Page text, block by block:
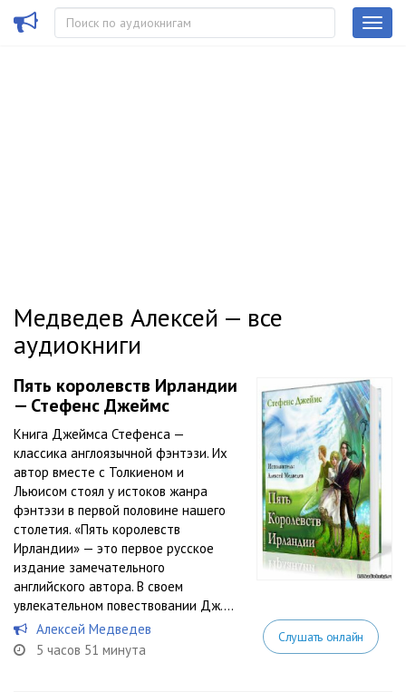
Медведев Алексей — все
аудиокниги
Пять королевств Ирландии
— Стефенс Джеймс
Книга Джеймса Стефенса —
классика англоязычной фэнтэзи. Их
автор вместе с Толкиеном и
Льюисом стоял у истоков жанра
фэнтэзи в первой половине нашего
столетия. «Пять королевств
Ирландии» — это первое русское
издание замечательного
английского автора. В своем
увлекательном повествовании Дж....
Алексей Медведев
5 часов 51 минута
Слушать онлайн